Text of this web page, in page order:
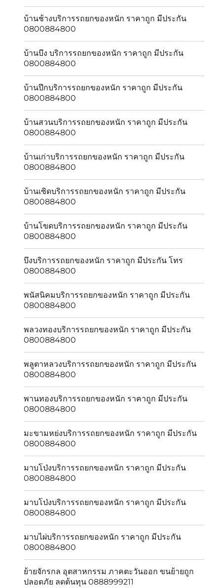
บ้านช้างบริการรถยกของหนัก ราคาถูก มีประกัน
0800884800
บ้านบึง บริการรถยกของหนัก ราคาถูก มีประกัน
0800884800
บ้านปึกบริการรถยกของหนัก ราคาถูก มีประกัน
0800884800
บ้านสวนบริการรถยกของหนัก ราคาถูก มีประกัน
0800884800
บ้านเก่าบริการรถยกของหนัก ราคาถูก มีประกัน
0800884800
บ้านเซิดบริการรถยกของหนัก ราคาถูก มีประกัน
0800884800
บ้านโขดบริการรถยกของหนัก ราคาถูก มีประกัน
0800884800
บึงบริการรถยกของหนัก ราคาถูก มีประกัน โทร
0800884800
พนัสนิคมบริการรถยกของหนัก ราคาถูก มีประกัน
0800884800
พลวงทองบริการรถยกของหนัก ราคาถูก มีประกัน
0800884800
พลูตาหลวงบริการรถยกของหนัก ราคาถูก มีประกัน
0800884800
พานทองบริการรถยกของหนัก ราคาถูก มีประกัน
0800884800
มะขามหย่งบริการรถยกของหนัก ราคาถูก มีประกัน
0800884800
มาบโป่งบริการรถยกของหนัก ราคาถูก มีประกัน
0800884800
มาบโป่งบริการรถยกของหนัก ราคาถูก มีประกัน
0800884800
มาบไผ่บริการรถยกของหนัก ราคาถูก มีประกัน
0800884800
ย้ายจักรกล อุตสาหกรรม ภาคตะวันออก ขนย้ายถูก
ปลอดภัย ลดต้นทุน 0888999211